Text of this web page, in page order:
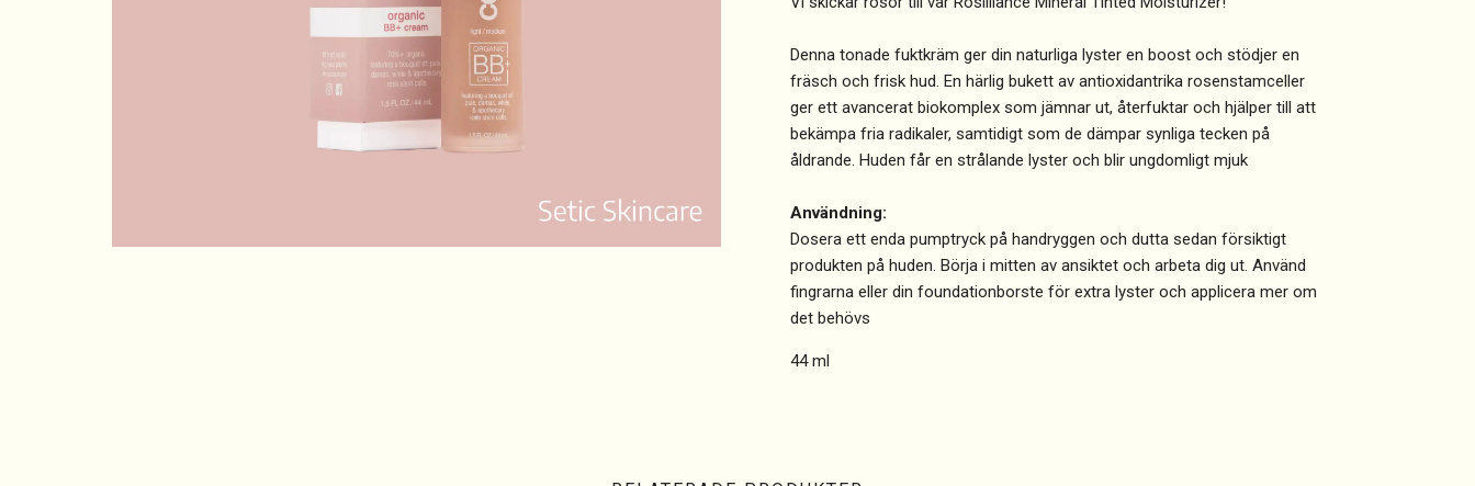
Denna tonade fuktkräm ger din naturliga lyster en boost och stödjer en
fräsch och frisk hud. En härlig bukett av antioxidantrika rosenstamceller
ger ett avancerat biokomplex som jämnar ut, återfuktar och hjälper till att
bekämpa fria radikaler, samtidigt som de dämpar synliga tecken på
åldrande. Huden får en strålande lyster och blir ungdomligt mjuk
Användning:
Dosera ett enda pumptryck på handryggen och dutta sedan försiktigt
produkten på huden. Börja i mitten av ansiktet och arbeta dig ut. Använd
fingrarna eller din foundationborste för extra lyster och applicera mer om
det behövs
44 ml